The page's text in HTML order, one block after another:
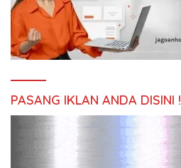
PASANG IKLAN ANDA DISINI !